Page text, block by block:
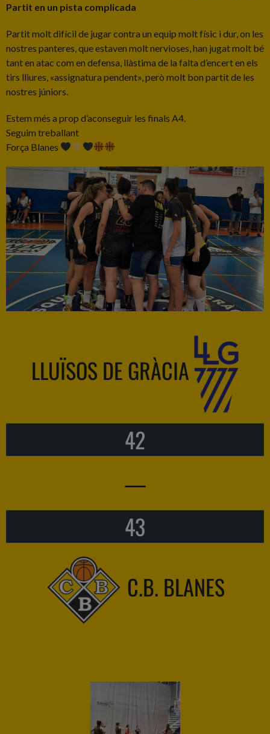
Partit en un pista complicada
Partit molt difícil de jugar contra un equip molt físic i dur, on les
nostres panteres, que estaven molt nervioses, han jugat molt bé
tant en atac com en defensa, llàstima de la falta d’encert en els
tirs lliures, «assignatura pendent», però molt bon partit de les
nostres júniors.
Estem més a prop d’aconseguir les finals A4.
Seguim treballant
Força Blanes
LLUÏSOS DE GRÀCIA
42
—
43
C.B. BLANES